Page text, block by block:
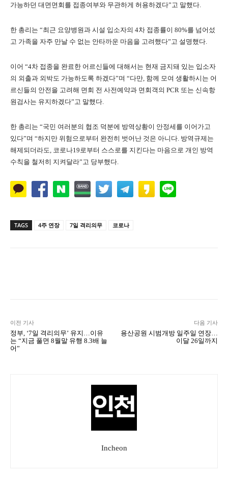
가능하던 대면면회를 접종여부와 무관하게 허용하겠다”고 말했다.
한 총리는 “최근 요양병원과 시설 입소자의 4차 접종률이 80%를 넘어섰
고 가족을 자주 만날 수 없는 안타까운 마음을 고려했다”고 설명했다.
이어 “4차 접종을 완료한 어르신들에 대해서는 현재 금지돼 있는 입소자
의 외출과 외박도 가능하도록 하겠다”며 “다만, 함께 모여 생활하시는 어
르신들의 안전을 고려해 면회 전 사전예약과 면회객의 PCR 또는 신속항
원검사는 유지하겠다”고 말했다.
한 총리는 “국민 여러분의 협조 덕분에 방역상황이 안정세를 이어가고
있다”며 “하지만 위험으로부터 완전히 벗어난 것은 아니다. 방역규제는
해제되더라도, 코로나19로부터 스스로를 지킨다는 마음으로 개인 방역
수칙을 철저히 지켜달라”고 당부했다.
TAGS 4주 연장 7일 격리의무 코로나
이전 기사
정부, ‘7일 격리의무’ 유지…이유
는 “지금 풀면 8월말 유행 8.3배 늘
어”
다음 기사
용산공원 시범개방 일주일 연장…
이달 26일까지
Incheon